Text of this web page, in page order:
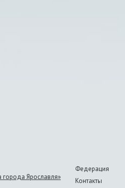
Ярославля»
Федерация
Контакты